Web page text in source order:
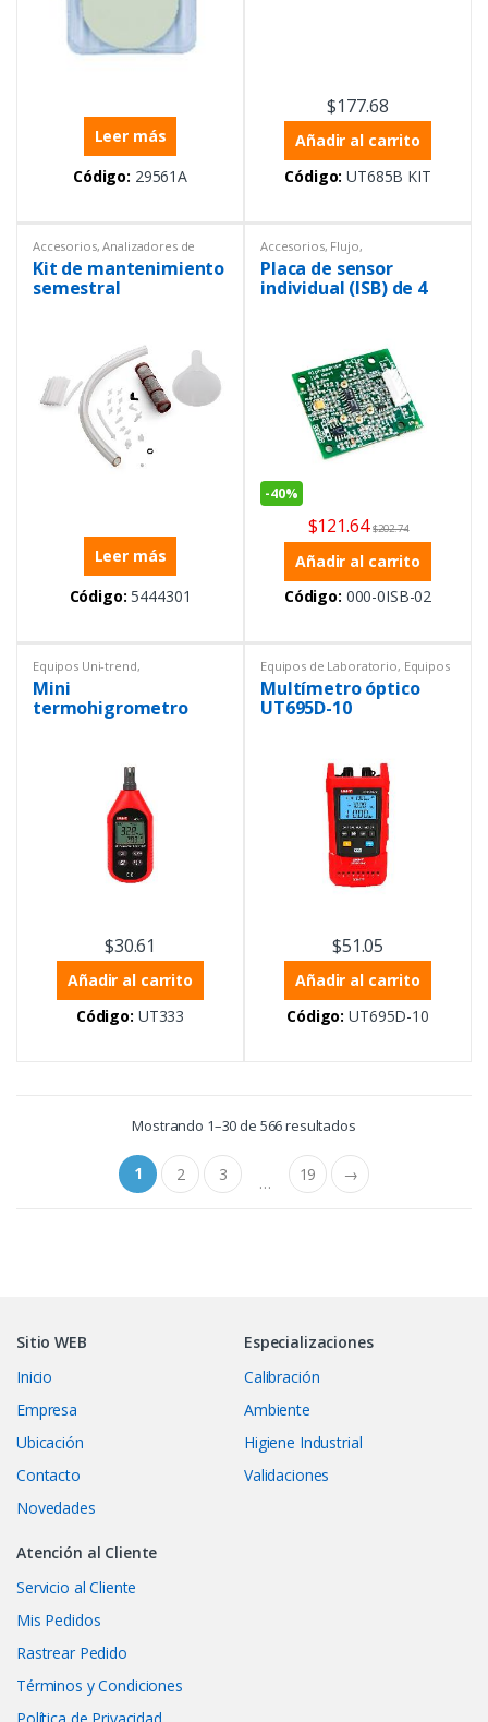
Leer más
Código: 29561A
$177.68
Añadir al carrito
Código: UT685B KIT
Accesorios,Analizadores de
líquidos Instrumentación y
Procesos ,Sensores
Kit de mantenimiento
semestral
Leer más
Código: 5444301
Accesorios, Flujo,
Instrumentación y Procesos
Placa de sensor
individual (ISB) de 4
-40%
$121.64 $202.74
Añadir al carrito
Código: 000-0ISB-02
Equipos Uni-trend,
Instrumentación y Procesos
Termómetros
Mini
termohigrometro
$30.61
Añadir al carrito
Código: UT333
Equipos de Laboratorio, Equipos
Uni-trend Equipos y materiales
eléctricos,Instrumentación y
Procesos,Multímetros
Multímetros
Multímetro óptico
UT695D-10
$51.05
Añadir al carrito
Código: UT695D-10
Mostrando 1–30 de 566 resultados
1 2 3 … 19 →
Sitio WEB
Inicio
Empresa
Ubicación
Contacto
Novedades
Especializaciones
Calibración
Ambiente
Higiene Industrial
Validaciones
Atención al Cliente
Servicio al Cliente
Mis Pedidos
Rastrear Pedido
Términos y Condiciones